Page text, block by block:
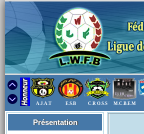
A.J.A.T E.S.B C.R O.S.S M.C.B.E.M
Présentation